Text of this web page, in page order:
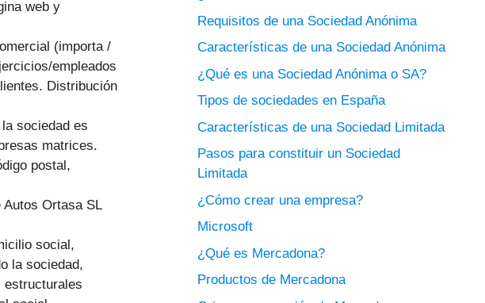
web y
(importa /
empleados
Distribución
sociedad es
matrices.
postal,
Ortasa SL
social,
la sociedad,
estructurales
Requisitos de una Sociedad Anónima
Características de una Sociedad Anónima
¿Qué es una Sociedad Anónima o SA?
Tipos de sociedades en España
Características de una Sociedad Limitada
Pasos para constituir un Sociedad
Limitada
¿Cómo crear una empresa?
Microsoft
¿Qué es Mercadona?
Productos de Mercadona